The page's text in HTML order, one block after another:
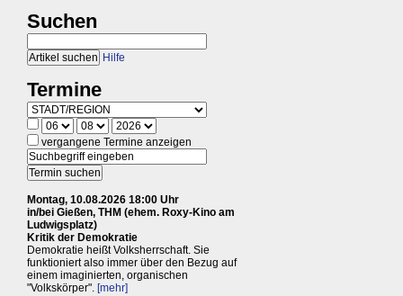
Suchen
Hilfe
Termine
vergangene Termine anzeigen
Montag, 10.08.2026 18:00 Uhr
in/bei Gießen, THM (ehem. Roxy-Kino am
Ludwigsplatz)
Kritik der Demokratie
Demokratie heißt Volksherrschaft. Sie
funktioniert also immer über den Bezug auf
einem imaginierten, organischen
"Volkskörper". [mehr]